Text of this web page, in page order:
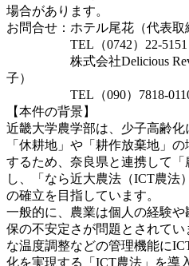
場合があります。
お問合せ：ホテル尾花（代表
TEL（0742）22-5151
株式会社Delicious
子）
TEL（090）7818-
【本件の背景】
近畿大学農学部は、少子高齢化
「休耕地」や「耕作放棄地」
するため、奈良県と連携して
し、「なら近大農法（ICT農法
の確立を目指しています。
一般的に、農業は個人の経験
保の不安定さが問題とされて
な温度調整などの管理機能に
化を実現する「ICT農法」を導